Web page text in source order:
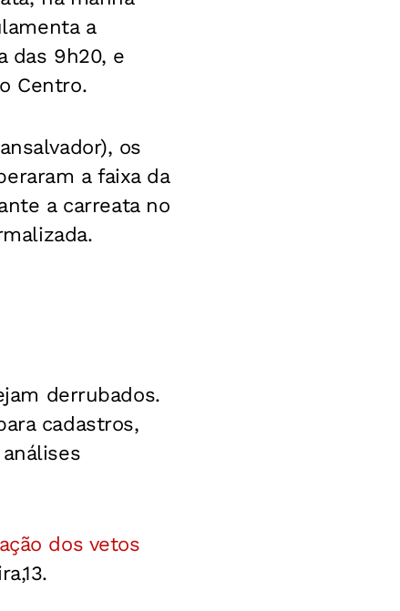
a
das 9h20, e
Centro.
os
a faixa da
a carreata no
derrubados.
cadastros,
dos vetos